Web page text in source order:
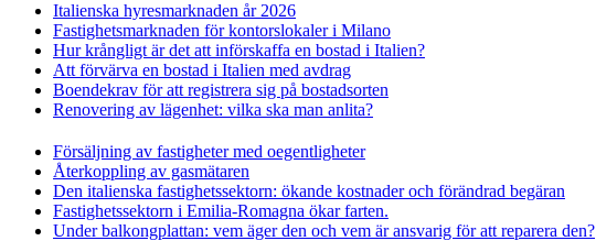
Italienska hyresmarknaden år 2026
Fastighetsmarknaden för kontorslokaler i Milano
Hur krångligt är det att införskaffa en bostad i Italien?
Att förvärva en bostad i Italien med avdrag
Boendekrav för att registrera sig på bostadsorten
Renovering av lägenhet: vilka ska man anlita?
Försäljning av fastigheter med oegentligheter
Återkoppling av gasmätaren
Den italienska fastighetssektorn: ökande kostnader och förändrad begäran
Fastighetssektorn i Emilia-Romagna ökar farten.
Under balkongplattan: vem äger den och vem är ansvarig för att reparera den?